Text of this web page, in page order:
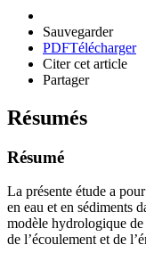
Sauvegarder
PDFTélécharger
Citer cet article
Partager
Résumés
Résumé
La présente étude a
en eau et en sédiments
modèle hydrologique
de l’écoulement et de